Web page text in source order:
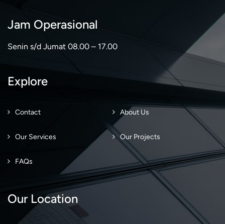
Jam Operasional
Senin s/d Jumat 08.00 – 17.00
Explore
Contact About Us
Our Services Our Projects
FAQs
Our Location